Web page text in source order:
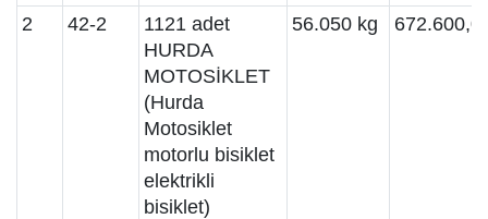
2 42-2
1121 adet
HURDA
MOTOSİKLET
(Hurda
Motosiklet
motorlu bisiklet
elektrikli
bisiklet)
56.050 kg